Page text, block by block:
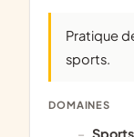
pratique de l'�ducation physique et des
sports.
DOMAINES
Sports de combat (boxe, kick box, boxe